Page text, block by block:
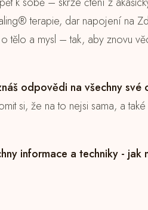
terapie, dar napojení na
tělo a mysl – tak, aby znovu
odpovědi na všechny své
si, že na to nejsi sama, a
informace a techniky - jak